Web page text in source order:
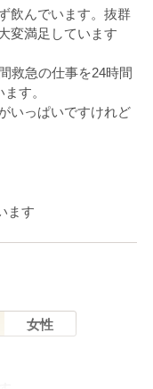
飲んでいます。抜群
変満足しています
救急の仕事を24時間
す。
いっぱいですけれど
ます
女性